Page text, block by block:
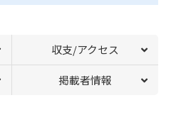
収支/アクセス
掲載者情報